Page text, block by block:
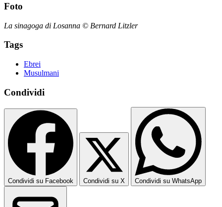
Foto
La sinagoga di Losanna © Bernard Litzler
Tags
Ebrei
Musulmani
Condividi
Condividi su Facebook Condividi su X Condividi su WhatsApp